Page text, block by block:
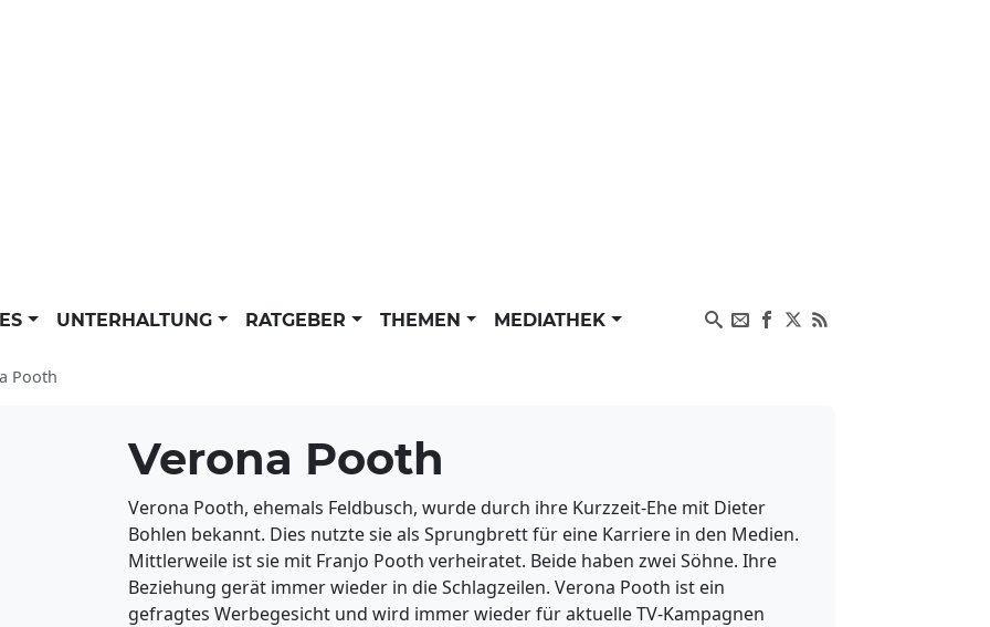
UNTERHALTUNG RATGEBER THEMEN MEDIATHEK
Pooth
Verona Pooth
Verona Pooth, ehemals Feldbusch, wurde durch ihre Kurzzeit-Ehe mit Dieter
Bohlen bekannt. Dies nutzte sie als Sprungbrett für eine Karriere in den Medien.
Mittlerweile ist sie mit Franjo Pooth verheiratet. Beide haben zwei Söhne. Ihre
Beziehung gerät immer wieder in die Schlagzeilen. Verona Pooth ist ein
gefragtes Werbegesicht und wird immer wieder für aktuelle TV-Kampagnen